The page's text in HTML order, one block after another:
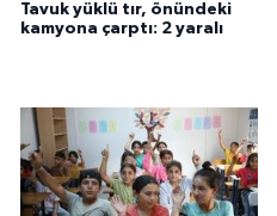
Tavuk yüklü tır, önündeki
kamyona çarptı: 2 yaralı